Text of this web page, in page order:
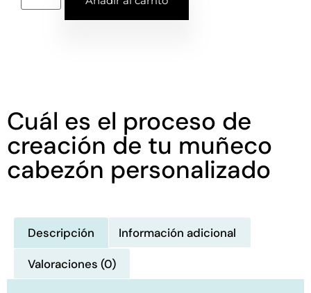
Cuál es el proceso de
creación de tu muñeco
cabezón personalizado
Descripción Información adicional
Valoraciones (0)